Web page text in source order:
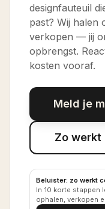
designfauteuil
past? Wij halen
verkopen — jij
opbrengst.
kosten vooraf.
Meld je
Zo werkt
Beluister: zo werkt
In 10 korte stappen
ophalen, verkopen